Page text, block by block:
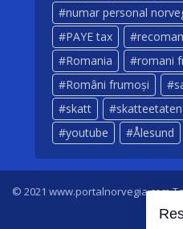
numar personal
PAYE tax
Romania
romani
Români frumoși
skatt
skatteetaten
youtube
Ålesund
© 2021 www.portalnorvegia.com
Dan